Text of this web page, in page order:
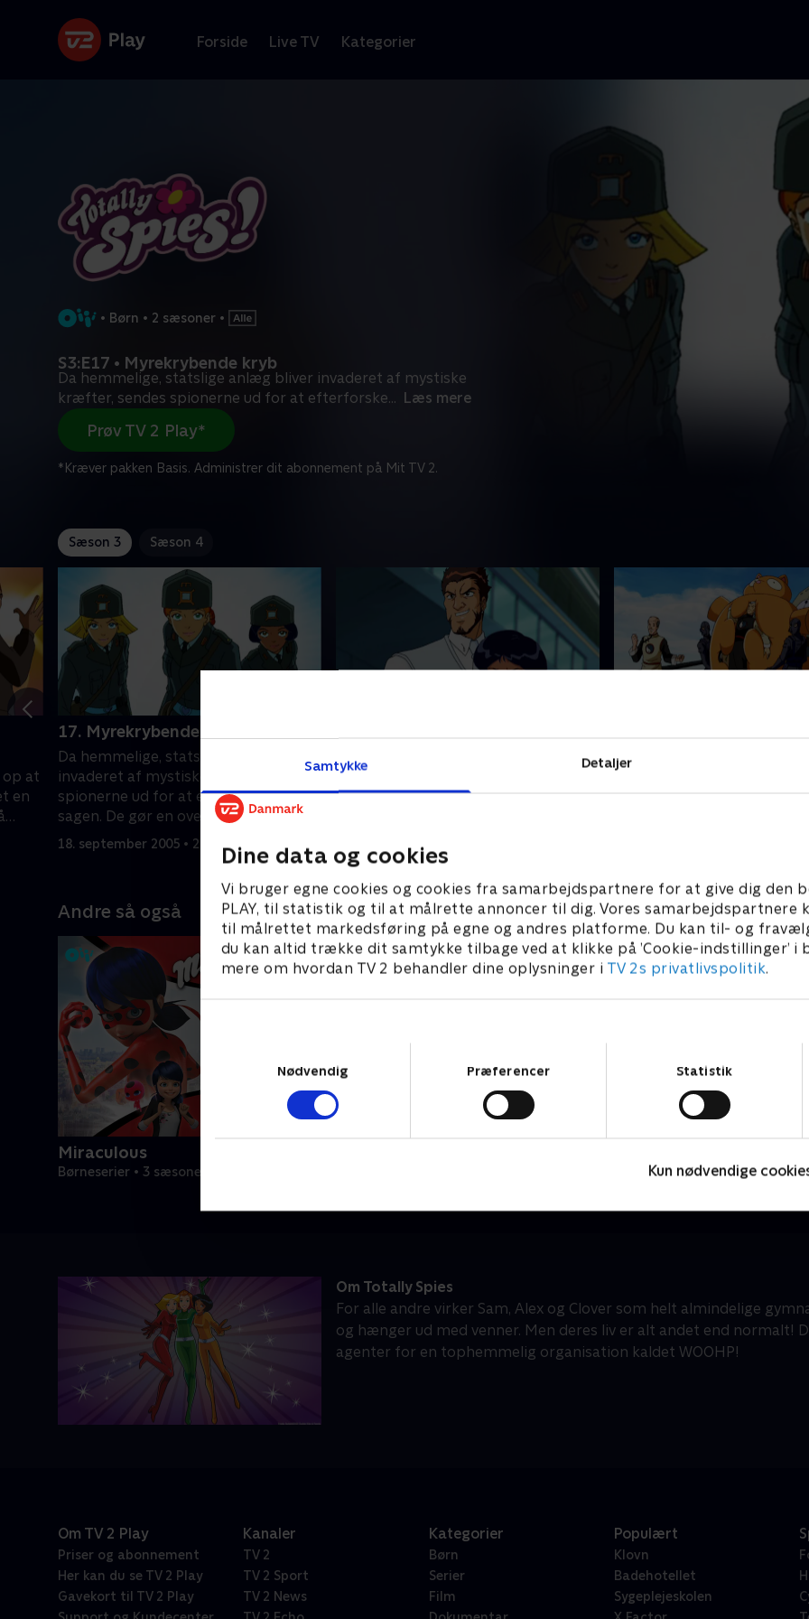
Samtykke Detaljer
Dine data og cookies
Vi bruger egne cookies og cookies fra samarbejdspartnere for at give dig den
PLAY, til statistik og til at målrette annoncer til dig. Vores samarbejdspartnere
til målrettet markedsføring på egne og andres platforme. Du kan til- og
du kan altid trække dit samtykke tilbage ved at klikke på ’Cookie-indstillinger’ i
mere om hvordan TV 2 behandler dine oplysninger i TV 2s privatlivspolitik.
Nødvendig
Præferencer Statistik
Kun nødvendige
Forside Live TV Kategorier
• Børn • 2 sæsoner •
S3:E17 • Myrekrybende kryb
Da hemmelige, statslige anlæg bliver invaderet af mystiske
kræfter, sendes spionerne ud for at efterforske... Læs mere
Prøv TV 2 Play*
*Kræver pakken Basis. Administrer dit abonnement på Mit TV 2.
Sæson 3 Sæson 4
op at
en
17. Myrekrybende kryb
Da hemmelige, statslige anlæg bliver
invaderet af mystiske kræfter, sendes
spionerne ud for at efterforske
sagen. De gør en overraskende
opdagelse.
18. september 2005 • 21 min
I skolen bliver spionerne lokket til at
spille 'Sandhed eller vanvid'. Da Alex
vælger sandhed, bliver hun bedt om
2. oktober 2005 • 21 min
Pigerne ankommer til
Andre så også
Miraculous
Børneserier • 3 sæsoner
Om Totally Spies
For alle andre virker Sam, Alex og Clover som helt almindelige
og hænger ud med venner. Men deres liv er alt andet end normalt!
agenter for en tophemmelig organisation kaldet WOOHP!
Om TV 2 Play
Priser og abonnement
Her kan du se TV 2 Play
Gavekort til TV 2 Play
Kanaler
TV 2
TV 2 Sport
TV 2 News
Kategorier
Børn
Serier
Film
Populært
Klovn
Badehotellet
Sygeplejeskolen